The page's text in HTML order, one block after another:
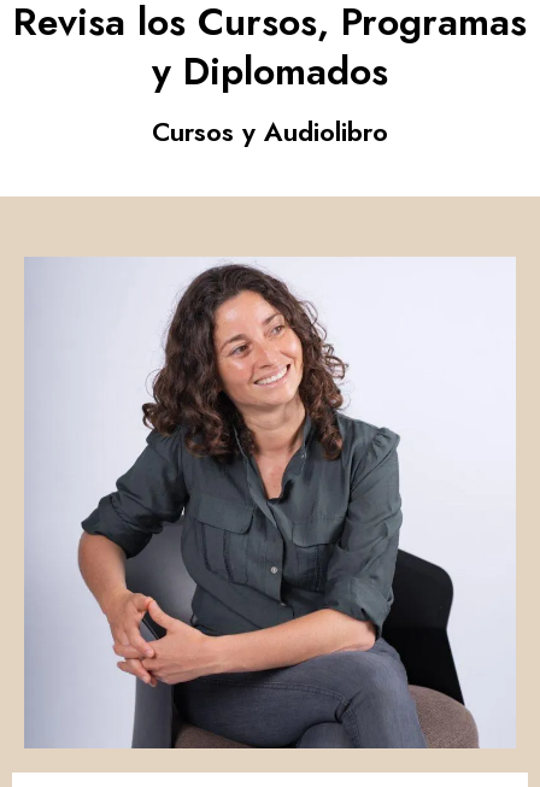
Revisa los Cursos, Programas
y Diplomados
Cursos y Audiolibro